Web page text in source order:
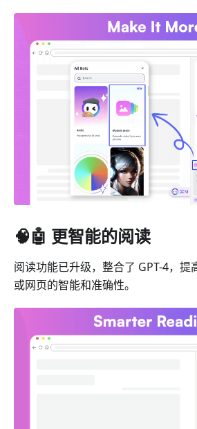
🧠🤖 更智能的阅读
阅读功能已升级，整合了 GPT-4，提
或网页的智能和准确性。